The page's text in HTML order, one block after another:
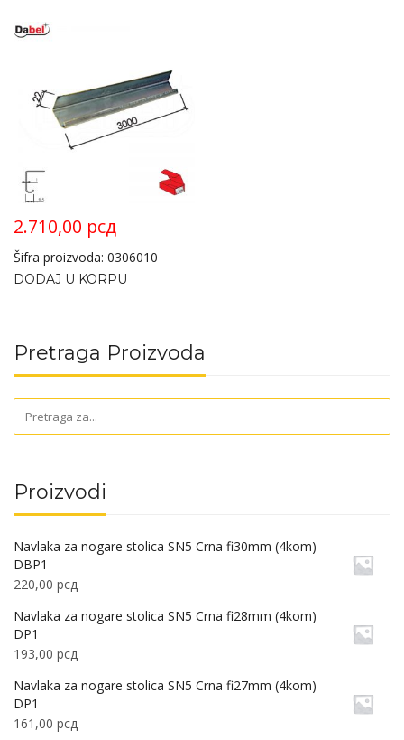
2.710,00 рсд
Šifra proizvoda: 0306010
DODAJ U KORPU
Pretraga Proizvoda
Proizvodi
Navlaka za nogare stolica SN5 Crna fi30mm (4kom)
DBP1
220,00 рсд
Navlaka za nogare stolica SN5 Crna fi28mm (4kom)
DP1
193,00 рсд
Navlaka za nogare stolica SN5 Crna fi27mm (4kom)
DP1
161,00 рсд